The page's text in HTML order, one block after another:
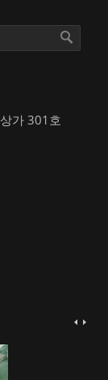
가 301호